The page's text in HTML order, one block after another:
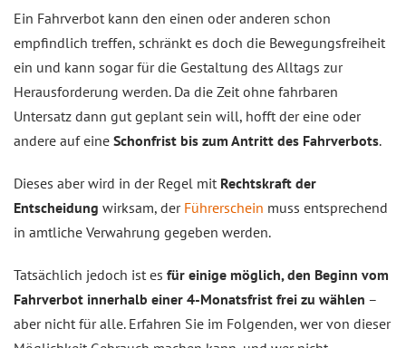
Ein Fahrverbot kann den einen oder anderen schon
empfindlich treffen, schränkt es doch die Bewegungsfreiheit
ein und kann sogar für die Gestaltung des Alltags zur
Herausforderung werden. Da die Zeit ohne fahrbaren
Untersatz dann gut geplant sein will, hofft der eine oder
andere auf eine Schonfrist bis zum Antritt des Fahrverbots.
Dieses aber wird in der Regel mit Rechtskraft der
Entscheidung wirksam, der Führerschein muss entsprechend
in amtliche Verwahrung gegeben werden.
Tatsächlich jedoch ist es für einige möglich, den Beginn vom
Fahrverbot innerhalb einer 4-Monatsfrist frei zu wählen –
aber nicht für alle. Erfahren Sie im Folgenden, wer von dieser